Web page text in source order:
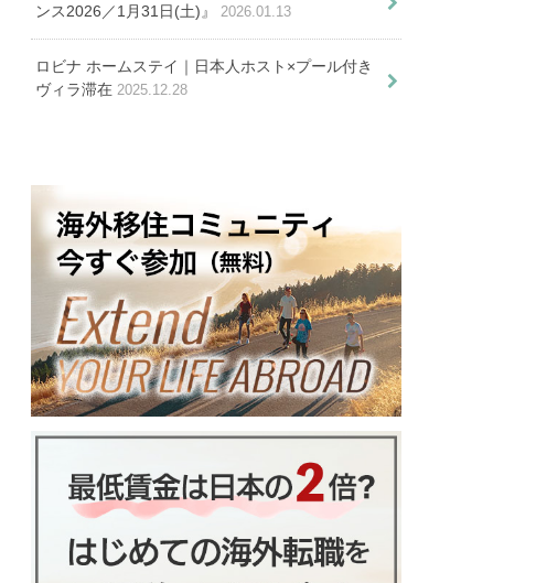
が今伝えたいこと
【イベント7月17日】
屋形船でアメリカを感
じ、英語を話す体験＠
アメリカで一番注目される都
市・ヒューストン在住日本人宅
アメリカ・フロリダ州オーラ
ンド在住日本人宅へホームステ
イしよう
でアメリカで家を買う。元大工が語
スケートボードが導いた米国移住
や移住者必見！テキサス州・ヒュー
ストンで暮らす７つの魅力
語例文/３０のパターン
。面接前の準備と当日の流れ
システムを徹底解説。費用や奨学
ど押さえるべきこと
付けるべき必須のスキル５選
ジのシアトルの治安。でもここは
気をつけて！
校生のリアルとは
ンス2026／1月31日(土)』
2026.01.13
ロビナ ホームステイ｜日本人ホスト×プール付き
ヴィラ滞在 2025.12.28